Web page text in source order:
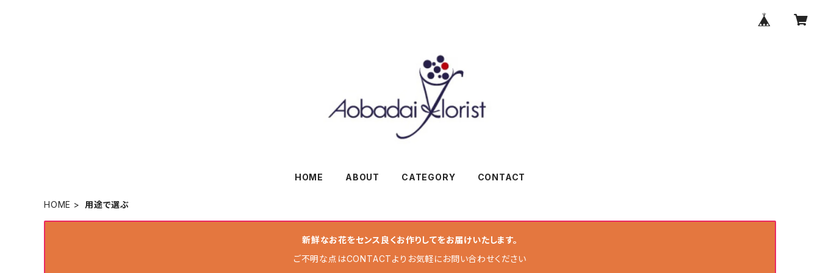
HOME ABOUT CATEGORY CONTACT
HOME 用途で選ぶ
新鮮なお花をセンス良くお作りしてをお届けいたします。
ご不明な点はCONTACTよりお気軽にお問い合わせください